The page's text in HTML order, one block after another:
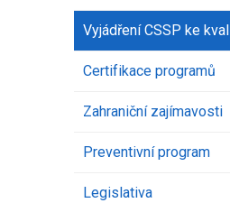
Vyjádření CSSP ke
Certifikace programů
Zahraniční zajímavosti
Preventivní program
Legislativa